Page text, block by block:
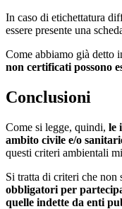
In caso di etichettatura
essere presente una
Come abbiamo già detto
non certificati possono
Conclusioni
Come si legge, quindi, le
ambito civile e/o
questi criteri ambientali
Si tratta di criteri che non
obbligatori per
quelle indette da enti